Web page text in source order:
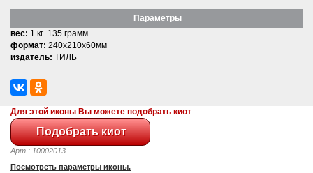
Параметры
вес: 1 кг 135 грамм
формат: 240x210x60мм
издатель: ТИЛЬ
Для этой иконы Вы можете подобрать киот
Арт.: 10002013
Посмотреть параметры иконы.